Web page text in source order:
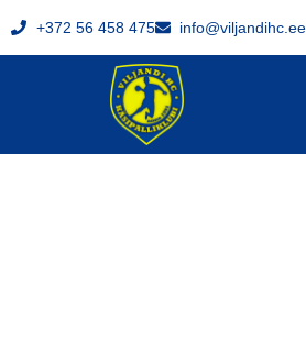
+372 56 458 475 info@viljandihc.ee